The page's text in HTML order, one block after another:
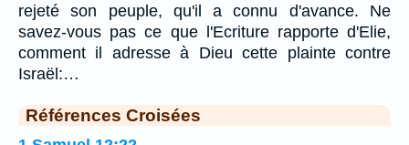
rejeté son peuple, qu'il a connu d'avance. Ne
savez-vous pas ce que l'Ecriture rapporte d'Elie,
comment il adresse à Dieu cette plainte contre
Israël:…
Références Croisées